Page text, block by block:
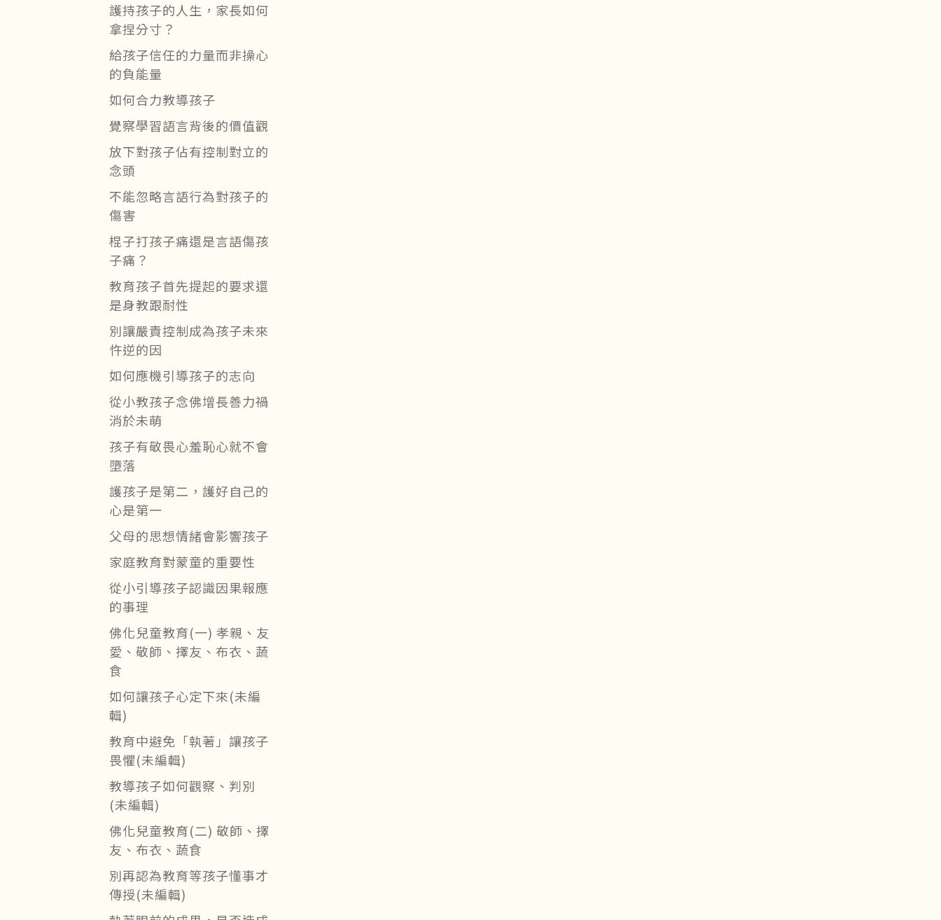
護持孩子的人生，家長如何
拿捏分寸？
給孩子信任的力量而非操心
的負能量
如何合力教導孩子
覺察學習語言背後的價值觀
放下對孩子佔有控制對立的
念頭
不能忽略言語行為對孩子的
傷害
棍子打孩子痛還是言語傷孩
子痛？
教育孩子首先提起的要求還
是身教跟耐性
別讓嚴責控制成為孩子未來
忤逆的因
如何應機引導孩子的志向
從小教孩子念佛增長善力禍
消於未萌
孩子有敬畏心羞恥心就不會
墮落
護孩子是第二，護好自己的
心是第一
父母的思想情緒會影響孩子
家庭教育對蒙童的重要性
從小引導孩子認識因果報應
的事理
佛化兒童教育(一) 孝親、友
愛、敬師、擇友、布衣、蔬
食
如何讓孩子心定下來(未編
輯)
教育中避免「執著」讓孩子
畏懼(未編輯)
教導孩子如何觀察、判別
(未編輯)
佛化兒童教育(二) 敬師、擇
友、布衣、蔬食
別再認為教育等孩子懂事才
傳授(未編輯)